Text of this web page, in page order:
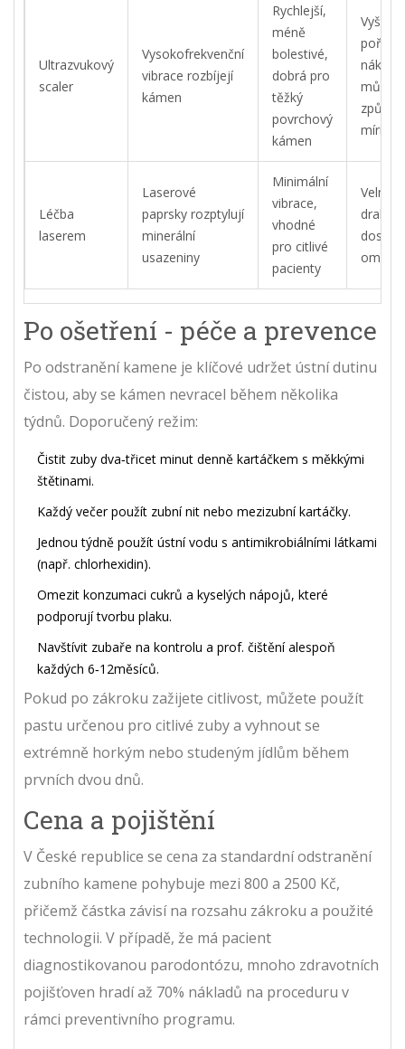
Ultrazvukový
scaler
Vysokofrekvenční
vibrace rozbíjejí
kámen
Rychlejší,
méně
bolestivé,
dobrá pro
těžký
povrchový
kámen
Vyšší
může
mírný
Léčba
laserem
Laserové
paprsky rozptylují
minerální
usazeniny
Minimální
vibrace,
vhodné
pro citlivé
pacienty
Velmi
drahá,
Po ošetření - péče a prevence
Po odstranění kamene je klíčové udržet ústní dutinu
čistou, aby se kámen nevracel během několika
týdnů. Doporučený režim:
Čistit zuby dva‑třicet minut denně kartáčkem s měkkými
štětinami.
Každý večer použít zubní nit nebo mezizubní kartáčky.
Jednou týdně použít ústní vodu s antimikrobiálními látkami
(např. chlorhexidin).
Omezit konzumaci cukrů a kyselých nápojů, které
podporují tvorbu plaku.
Navštívit zubaře na kontrolu a prof. čištění alespoň
každých 6‑12měsíců.
Pokud po zákroku zažijete citlivost, můžete použít
pastu určenou pro citlivé zuby a vyhnout se
extrémně horkým nebo studeným jídlům během
prvních dvou dnů.
Cena a pojištění
V České republice se cena za standardní odstranění
zubního kamene pohybuje mezi 800 a 2500 Kč,
přičemž částka závisí na rozsahu zákroku a použité
technologii. V případě, že má pacient
diagnostikovanou parodontózu, mnoho zdravotních
pojišťoven hradí až 70% nákladů na proceduru v
rámci preventivního programu.